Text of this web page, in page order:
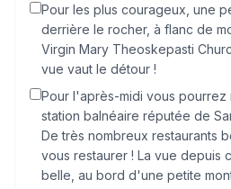
Pour les plus courageux, une
derrière le rocher, à flanc de
Virgin Mary Theoskepasti
vue vaut le détour !
Pour l'après-midi vous
station balnéaire réputée de
De très nombreux restaurants
vous restaurer ! La vue depuis
belle, au bord d'une petite